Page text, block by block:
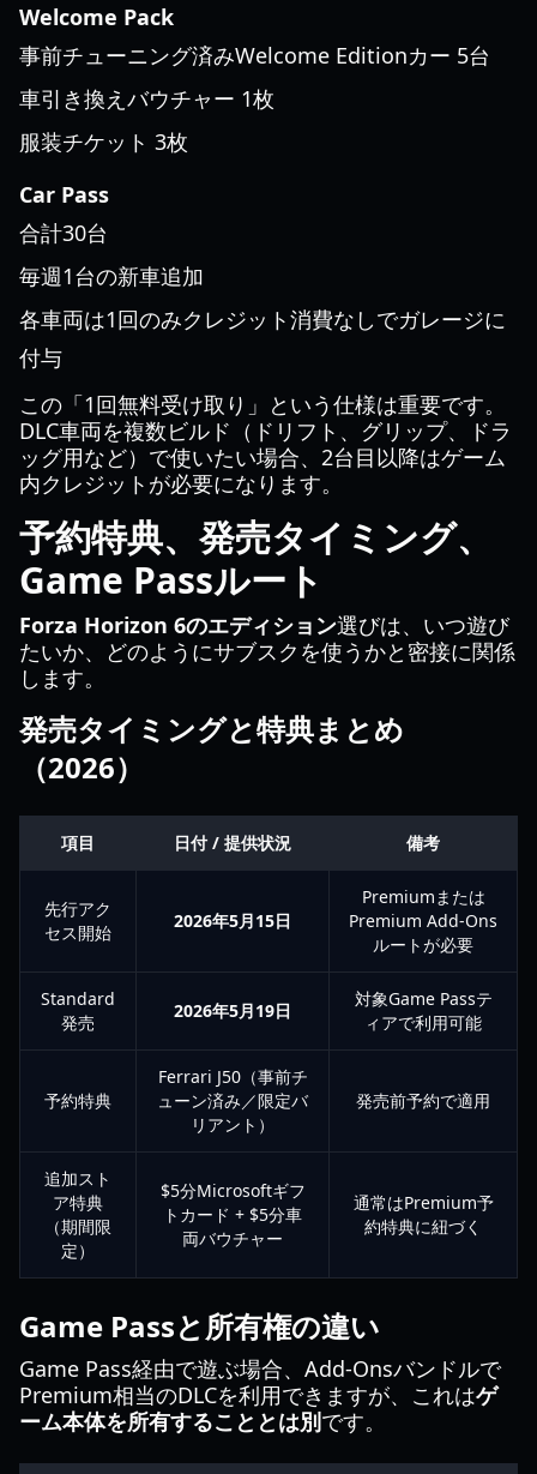
Welcome Pack
事前チューニング済みWelcome Editionカー 5台
車引き換えバウチャー 1枚
服装チケット 3枚
Car Pass
合計30台
毎週1台の新車追加
各車両は1回のみクレジット消費なしでガレージに
付与
この「1回無料受け取り」という仕様は重要です。
DLC車両を複数ビルド（ドリフト、グリップ、ドラ
ッグ用など）で使いたい場合、2台目以降はゲーム
内クレジットが必要になります。
予約特典、発売タイミング、
Game Passルート
Forza Horizon 6のエディション選びは、いつ遊び
たいか、どのようにサブスクを使うかと密接に関係
します。
発売タイミングと特典まとめ
（2026）
項目 日付 / 提供状況 備考
先行アク
セス開始
2026年5月15日
Premiumまたは
Premium Add-Ons
ルートが必要
Standard
発売
2026年5月19日
対象Game Passテ
ィアで利用可能
予約特典
Ferrari J50（事前チ
ューン済み／限定バ
リアント）
発売前予約で適用
追加スト
ア特典
（期間限
定）
$5分Microsoftギフ
トカード + $5分車
両バウチャー
通常はPremium予
約特典に紐づく
Game Passと所有権の違い
Game Pass経由で遊ぶ場合、Add-Onsバンドルで
Premium相当のDLCを利用できますが、これはゲ
ーム本体を所有することとは別です。